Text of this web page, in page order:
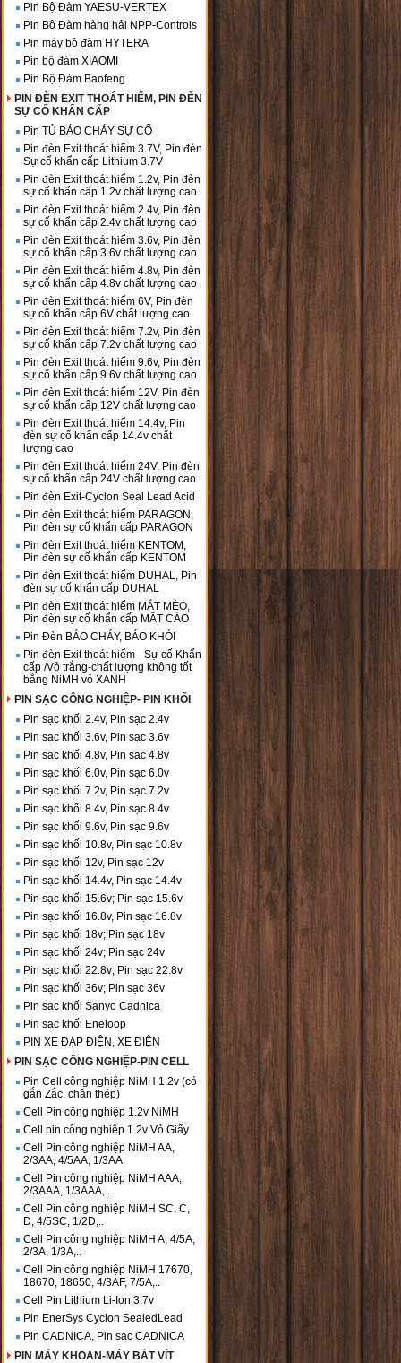
Pin Bộ Đàm YAESU-VERTEX
Pin Bộ Đàm hàng hải NPP-Controls
Pin máy bộ đàm HYTERA
Pin bộ đàm XIAOMI
Pin Bộ Đàm Baofeng
PIN ĐÈN EXIT THOÁT HIỂM, PIN ĐÈN
SỰ CỐ KHẨN CẤP
Pin TỦ BÁO CHÁY SỰ CỐ
Pin đèn Exit thoát hiểm 3.7V, Pin đèn
Sự cố khẩn cấp Lithium 3.7V
Pin đèn Exit thoát hiểm 1.2v, Pin đèn
sự cố khẩn cấp 1.2v chất lượng cao
Pin đèn Exit thoát hiểm 2.4v, Pin đèn
sự cố khẩn cấp 2.4v chất lượng cao
Pin đèn Exit thoát hiểm 3.6v, Pin đèn
sự cố khẩn cấp 3.6v chất lượng cao
Pin đèn Exit thoát hiểm 4.8v, Pin đèn
sự cố khẩn cấp 4.8v chất lượng cao
Pin đèn Exit thoát hiểm 6V, Pin đèn
sự cố khẩn cấp 6V chất lượng cao
Pin đèn Exit thoát hiểm 7.2v, Pin đèn
sự cố khẩn cấp 7.2v chất lượng cao
Pin đèn Exit thoát hiểm 9.6v, Pin đèn
sự cố khẩn cấp 9.6v chất lượng cao
Pin đèn Exit thoát hiểm 12V, Pin đèn
sự cố khẩn cấp 12V chất lượng cao
Pin đèn Exit thoát hiểm 14.4v, Pin
đèn sự cố khẩn cấp 14.4v chất
lượng cao
Pin đèn Exit thoát hiểm 24V, Pin đèn
sự cố khẩn cấp 24V chất lượng cao
Pin đèn Exit-Cyclon Seal Lead Acid
Pin đèn Exit thoát hiểm PARAGON,
Pin đèn sự cố khẩn cấp PARAGON
Pin đèn Exit thoát hiểm KENTOM,
Pin đèn sự cố khẩn cấp KENTOM
Pin đèn Exit thoát hiểm DUHAL, Pin
đèn sự cố khẩn cấp DUHAL
Pin đèn Exit thoát hiểm MẮT MÈO,
Pin đèn sự cố khẩn cấp MẮT CÁO
Pin Đèn BÁO CHÁY, BÁO KHÓI
Pin đèn Exit thoát hiểm - Sự cố Khẩn
cấp /Vỏ trắng-chất lượng không tốt
bằng NiMH vỏ XANH
PIN SẠC CÔNG NGHIỆP- PIN KHỐI
Pin sạc khối 2.4v, Pin sạc 2.4v
Pin sạc khối 3.6v, Pin sạc 3.6v
Pin sạc khối 4.8v, Pin sạc 4.8v
Pin sạc khối 6.0v, Pin sạc 6.0v
Pin sạc khối 7.2v, Pin sạc 7.2v
Pin sạc khối 8.4v, Pin sạc 8.4v
Pin sạc khối 9.6v, Pin sạc 9.6v
Pin sạc khối 10.8v, Pin sạc 10.8v
Pin sạc khối 12v, Pin sạc 12v
Pin sạc khối 14.4v, Pin sạc 14.4v
Pin sạc khối 15.6v; Pin sạc 15.6v
Pin sạc khối 16.8v, Pin sạc 16.8v
Pin sạc khối 18v; Pin sạc 18v
Pin sạc khối 24v; Pin sạc 24v
Pin sạc khối 22.8v; Pin sạc 22.8v
Pin sạc khối 36v; Pin sạc 36v
Pin sạc khối Sanyo Cadnica
Pin sạc khối Eneloop
PIN XE ĐẠP ĐIỆN, XE ĐIỆN
PIN SẠC CÔNG NGHIỆP-PIN CELL
Pin Cell công nghiệp NiMH 1.2v (có
gắn Zắc, chân thép)
Cell Pin công nghiệp 1.2v NiMH
Cell pin công nghiệp 1.2v Vỏ Giấy
Cell Pin công nghiệp NiMH AA,
2/3AA, 4/5AA, 1/3AA
Cell Pin công nghiệp NiMH AAA,
2/3AAA, 1/3AAA,..
Cell Pin công nghiệp NiMH SC, C,
D, 4/5SC, 1/2D,..
Cell Pin công nghiệp NiMH A, 4/5A,
2/3A, 1/3A,..
Cell Pin công nghiệp NiMH 17670,
18670, 18650, 4/3AF, 7/5A,..
Cell Pin Lithium Li-Ion 3.7v
Pin EnerSys Cyclon SealedLead
Pin CADNICA, Pin sạc CADNICA
PIN MÁY KHOAN-MÁY BẮT VÍT